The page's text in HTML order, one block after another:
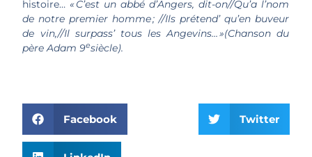
histoire…« C’est un abbé d’Angers, dit-on//Qu’a l’nom
de notre premier homme ; //Ils prétend’ qu’en buveur
de vin,//Il surpass’ tous les Angevins… »(Chanson du
père Adam 9esiècle).
Facebook Twitter